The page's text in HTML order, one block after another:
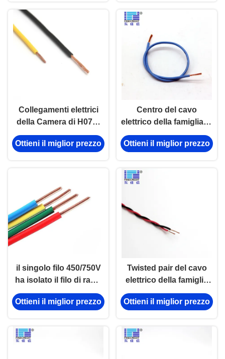
Collegamenti elettrici
della Camera di H07V-
R/H07V-K rv, 1,5 al
collegamento flessibile
Ottieni il miglior prezzo
Centro del cavo
elettrico della famiglia di
H05V-R H07V-R 0.5mm2
il singolo per
Ottieni il miglior prezzo
il singolo filo 450/750V
ha isolato il filo di rame
H07V K ccc elencato
Ottieni il miglior prezzo
Twisted pair del cavo
elettrico della famiglia
del centro di 0.6/1KV
Rvs 2
Ottieni il miglior prezzo